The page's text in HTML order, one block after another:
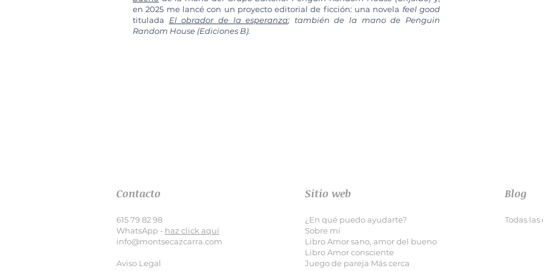
en 2025 me lancé con un proyecto editorial de ficción: una novela feel good
titulada El obrador de la esperanza; también de la mano de Penguin
Random House (Ediciones B).
Contacto
615 79 82 98
WhatsApp - haz click aquí
info@montsecazcarra.com
Aviso Legal
Sitio web
¿En qué puedo ayudarte?
Sobre mí
Libro Amor sano, amor del bueno
Libro Amor consciente
Juego de pareja Más cerca
Blog
Todas